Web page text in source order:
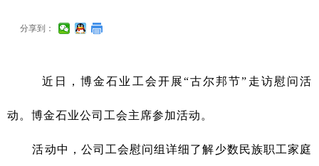
近日，博金石业工会开展“古尔邦节”走访慰问活
动。博金石业公司工会主席参加活动。
活动中，公司工会慰问组详细了解少数民族职工家庭
分享到：